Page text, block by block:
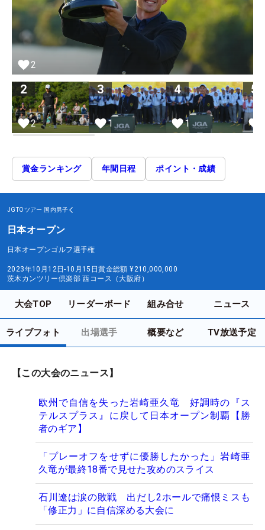
2
2
2
3
1
4
1
5
賞金ランキング 年間日程 ポイント・成績
JGTOツアー 国内男子
日本オープン
日本オープンゴルフ選手権
2023年10月12日-10月15日賞金総額 ¥210,000,000
茨木カンツリー倶楽部 西コース（大阪府）
大会TOP リーダーボード 組み合せ ニュース
ライブフォト 出場選手 概要など TV放送予定
【この大会のニュース】
欧州で自信を失った岩崎亜久竜 好調時の『ス
テルスプラス』に戻して日本オープン制覇【勝
者のギア】
「プレーオフをせずに優勝したかった」岩崎亜
久竜が最終18番で見せた攻めのスライス
石川遼は涙の敗戦 出だし2ホールで痛恨ミスも
「修正力」に自信深める大会に